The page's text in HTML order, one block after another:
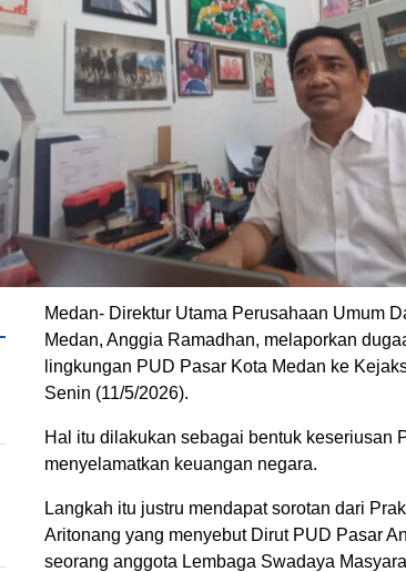
Medan- Direktur Utama Perusahaan Umum
Medan, Anggia Ramadhan, melaporkan
lingkungan PUD Pasar Kota Medan ke
Senin (11/5/2026).
Hal itu dilakukan sebagai bentuk keseriusan
menyelamatkan keuangan negara.
Langkah itu justru mendapat sorotan dari
Aritonang yang menyebut Dirut PUD Pasar
seorang anggota Lembaga Swadaya